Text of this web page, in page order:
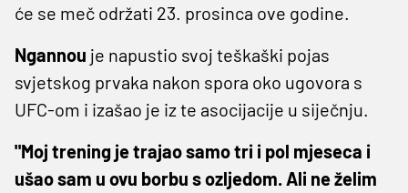
će se meč održati 23. prosinca ove godine.
Ngannou je napustio svoj teškaški pojas
svjetskog prvaka nakon spora oko ugovora s
UFC-om i izašao je iz te asocijacije u siječnju.
"Moj trening je trajao samo tri i pol mjeseca i
ušao sam u ovu borbu s ozljedom. Ali ne želim